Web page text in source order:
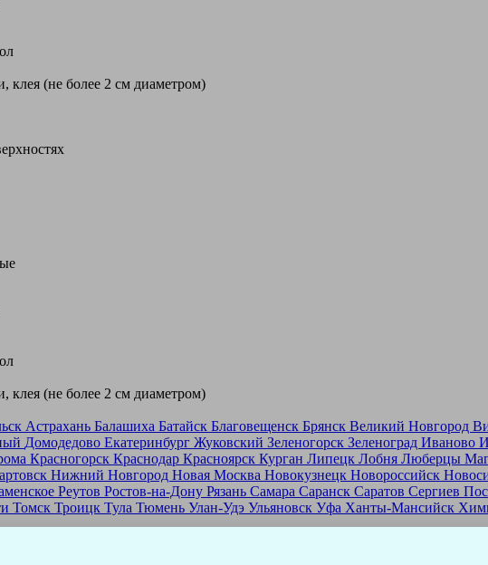
клея (не более 2 см диаметром)
клея (не более 2 см диаметром)
Астрахань Балашиха Батайск Благовещенск Брянск Великий Новгород
Домодедово Екатеринбург Жуковский Зеленогорск Зеленоград Иваново
Красногорск Краснодар Красноярск Курган Липецк Лобня Люберцы
Нижний Новгород Новая Москва Новокузнецк Новороссийск
Реутов Ростов-на-Дону Рязань Самара Саранск Саратов Сергиев
Томск Троицк Тула Тюмень Улан-Удэ Ульяновск Уфа Ханты-Мансийск
по